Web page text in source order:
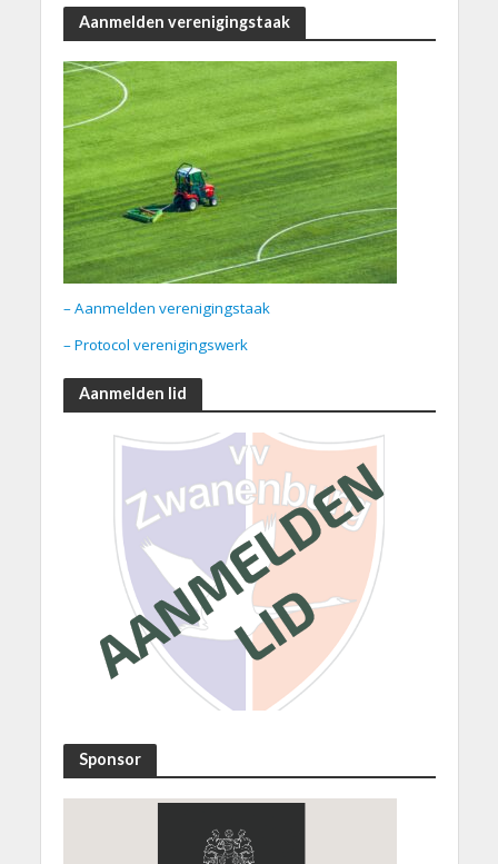
Aanmelden verenigingstaak
– Aanmelden verenigingstaak
– Protocol verenigingswerk
Aanmelden lid
Sponsor